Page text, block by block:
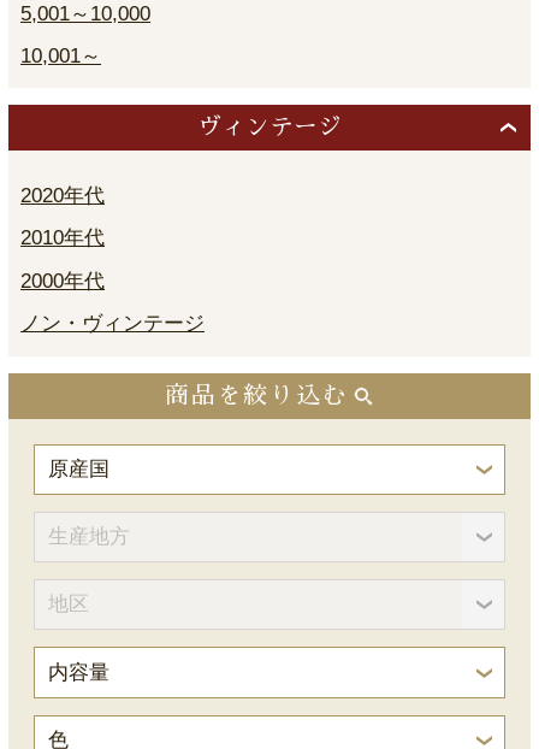
5,001～10,000
10,001～
ヴィンテージ
2020年代
2010年代
2000年代
ノン・ヴィンテージ
商品を絞り込む